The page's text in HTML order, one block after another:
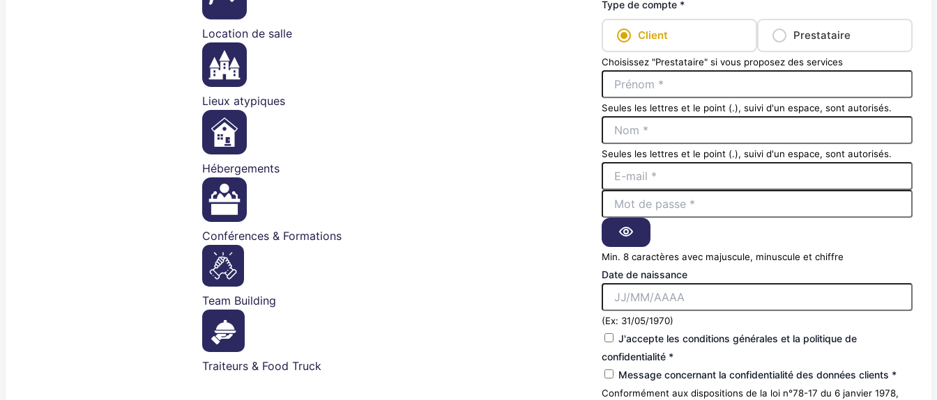
Location de salle
Lieux atypiques
Hébergements
Conférences & Formations
Team Building
Traiteurs & Food Truck
Type de compte *
Client Prestataire
Choisissez "Prestataire" si vous proposez des services
Seules les lettres et le point (.), suivi d'un espace, sont autorisés.
Seules les lettres et le point (.), suivi d'un espace, sont autorisés.
Min. 8 caractères avec majuscule, minuscule et chiffre
Date de naissance
(Ex: 31/05/1970)
J'accepte les conditions générales et la politique de
confidentialité *
Message concernant la confidentialité des données clients *
Conformément aux dispositions de la loi n°78-17 du 6 janvier 1978,